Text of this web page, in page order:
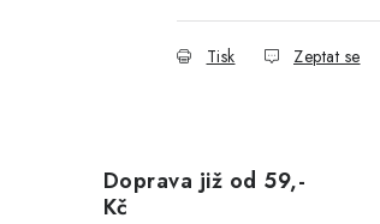
Tisk Zeptat se
Doprava již od 59,-
Kč